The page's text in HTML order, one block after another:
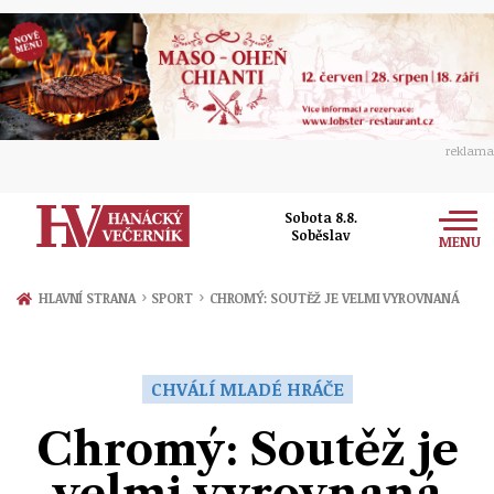
reklama
Sobota 8.8.
Soběslav
MENU
Zprávy
Přerov
Ekonomika
Hudba
Společnost
Ženy
Sport
HLAVNÍ STRANA › SPORT › CHROMÝ: SOUTĚŽ JE VELMI VYROVNANÁ
CHVÁLÍ MLADÉ HRÁČE
Chromý: Soutěž je